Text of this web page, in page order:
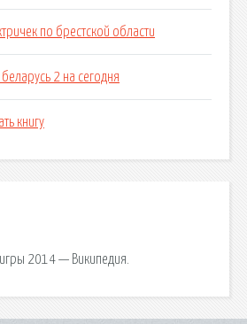
по брестской области
2 на сегодня
книгу
2014 — Википедия.